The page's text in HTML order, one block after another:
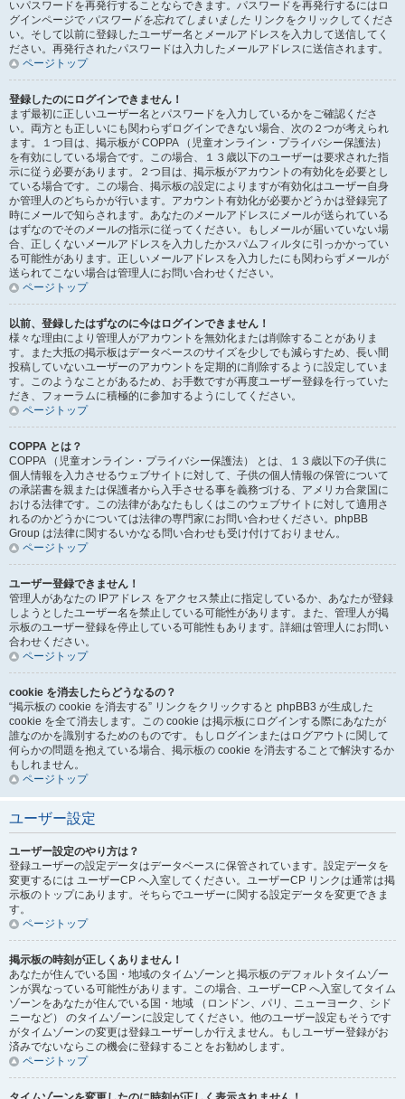
いパスワードを再発行することならできます。パスワードを再発行するにはロ
グインページで パスワードを忘れてしまいました リンクをクリックしてくださ
い。そして以前に登録したユーザー名とメールアドレスを入力して送信してく
ださい。再発行されたパスワードは入力したメールアドレスに送信されます。
ページトップ
登録したのにログインできません！
まず最初に正しいユーザー名とパスワードを入力しているかをご確認くださ
い。両方とも正しいにも関わらずログインできない場合、次の２つが考えられ
ます。１つ目は、掲示板が COPPA （児童オンライン・プライバシー保護法）
を有効にしている場合です。この場合、１３歳以下のユーザーは要求された指
示に従う必要があります。２つ目は、掲示板がアカウントの有効化を必要とし
ている場合です。この場合、掲示板の設定によりますが有効化はユーザー自身
か管理人のどちらかが行います。アカウント有効化が必要かどうかは登録完了
時にメールで知らされます。あなたのメールアドレスにメールが送られている
はずなのでそのメールの指示に従ってください。もしメールが届いていない場
合、正しくないメールアドレスを入力したかスパムフィルタに引っかかってい
る可能性があります。正しいメールアドレスを入力したにも関わらずメールが
送られてこない場合は管理人にお問い合わせください。
ページトップ
以前、登録したはずなのに今はログインできません！
様々な理由により管理人がアカウントを無効化または削除することがありま
す。また大抵の掲示板はデータベースのサイズを少しでも減らすため、長い間
投稿していないユーザーのアカウントを定期的に削除するように設定していま
す。このようなことがあるため、お手数ですが再度ユーザー登録を行っていた
だき、フォーラムに積極的に参加するようにしてください。
ページトップ
COPPA とは？
COPPA （児童オンライン・プライバシー保護法） とは、１３歳以下の子供に
個人情報を入力させるウェブサイトに対して、子供の個人情報の保管について
の承諾書を親または保護者から入手させる事を義務づける、アメリカ合衆国に
おける法律です。この法律があなたもしくはこのウェブサイトに対して適用さ
れるのかどうかについては法律の専門家にお問い合わせください。phpBB
Group は法律に関するいかなる問い合わせも受け付けておりません。
ページトップ
ユーザー登録できません！
管理人があなたの IPアドレス をアクセス禁止に指定しているか、あなたが登録
しようとしたユーザー名を禁止している可能性があります。また、管理人が掲
示板のユーザー登録を停止している可能性もあります。詳細は管理人にお問い
合わせください。
ページトップ
cookie を消去したらどうなるの？
“掲示板の cookie を消去する” リンクをクリックすると phpBB3 が生成した
cookie を全て消去します。この cookie は掲示板にログインする際にあなたが
誰なのかを識別するためのものです。もしログインまたはログアウトに関して
何らかの問題を抱えている場合、掲示板の cookie を消去することで解決するか
もしれません。
ページトップ
ユーザー設定
ユーザー設定のやり方は？
登録ユーザーの設定データはデータベースに保管されています。設定データを
変更するには ユーザーCP へ入室してください。ユーザーCP リンクは通常は掲
示板のトップにあります。そちらでユーザーに関する設定データを変更できま
す。
ページトップ
掲示板の時刻が正しくありません！
あなたが住んでいる国・地域のタイムゾーンと掲示板のデフォルトタイムゾー
ンが異なっている可能性があります。この場合、ユーザーCP へ入室してタイム
ゾーンをあなたが住んでいる国・地域 （ロンドン、パリ、ニューヨーク、シド
ニーなど） のタイムゾーンに設定してください。他のユーザー設定もそうです
がタイムゾーンの変更は登録ユーザーしか行えません。もしユーザー登録がお
済みでないならこの機会に登録することをお勧めします。
ページトップ